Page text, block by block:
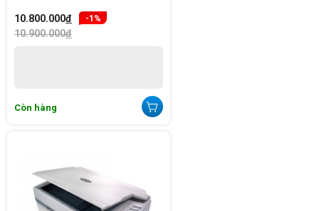
10.800.000đ -1%
10.900.000đ
Còn hàng